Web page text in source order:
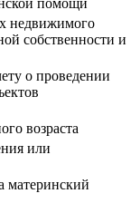
помощи
недвижимого
собственности и
о проведении
возраста
или
материнский